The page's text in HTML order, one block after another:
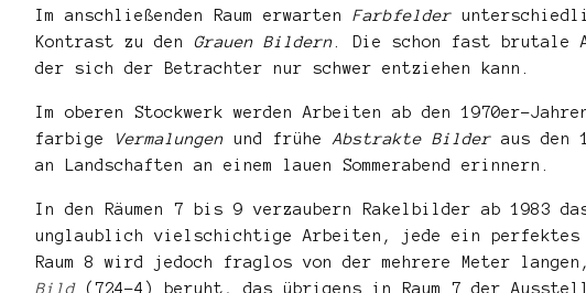
Im anschließenden Raum erwarten Farbfelder
Kontrast zu den Grauen Bildern . Die schon fast brutale
der sich der Betrachter nur schwer entziehen kann.
Im oberen Stockwerk werden Arbeiten ab den 1970er-
farbige
Vermalungen und frühe Abstrakte Bilder aus den
an Landschaften an einem lauen Sommerabend erinnern.
In den Räumen 7 bis 9 verzaubern Rakelbilder ab 1983
unglaublich vielschichtige Arbeiten, jede ein perfektes
Raum 8 wird jedoch fraglos von der mehrere Meter
Bild(724-4) beruht, das übrigens in Raum 7 der